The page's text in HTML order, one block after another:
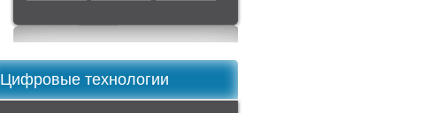
Цифровые технологии